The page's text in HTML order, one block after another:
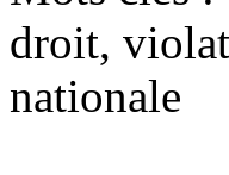
droit,
nationale